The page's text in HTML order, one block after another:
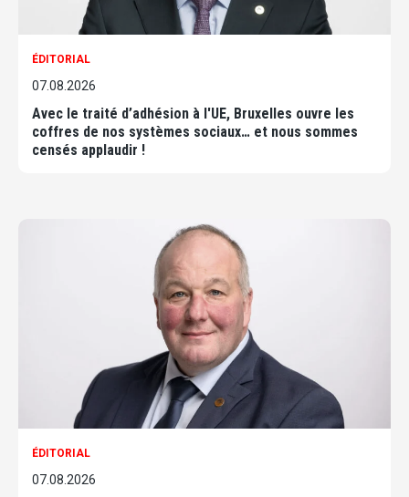
ÉDITORIAL
07.08.2026
Avec le traité d’adhésion à l'UE, Bruxelles ouvre les
coffres de nos systèmes sociaux… et nous sommes
censés applaudir !
ÉDITORIAL
07.08.2026